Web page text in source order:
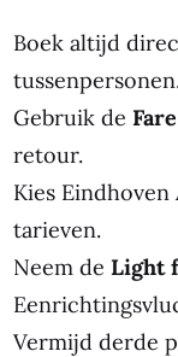
Boek altijd
Gebruik de
retour.
Kies
tarieven.
Neem de Light
Vermijd derde